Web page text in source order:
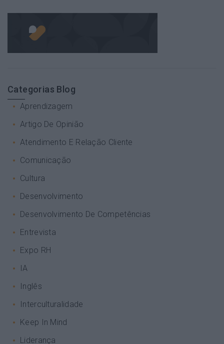
Categorias Blog
Aprendizagem
Artigo De Opinião
Atendimento E Relação Cliente
Comunicação
Cultura
Desenvolvimento
Desenvolvimento De Competências
Entrevista
Expo RH
IA
Inglês
Interculturalidade
Keep In Mind
Liderança